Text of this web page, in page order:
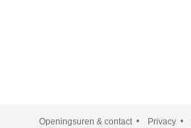
Openingsuren & contact Privacy